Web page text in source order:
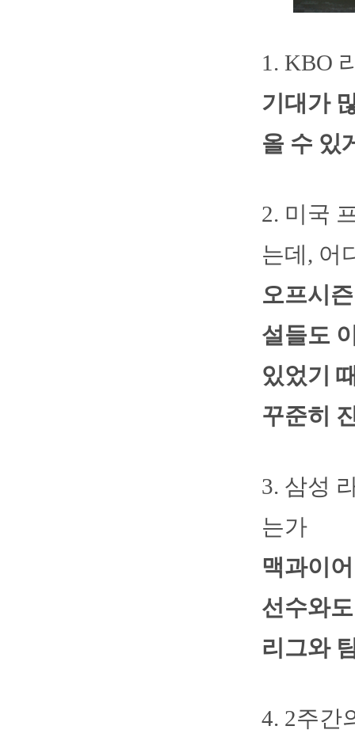
1. KBO
기대가
올 수 있
2. 미국
는데, 어
오프시
설들도
있었기
꾸준히
3. 삼성
는가
맥과이
선수와
리그와
4. 2주간